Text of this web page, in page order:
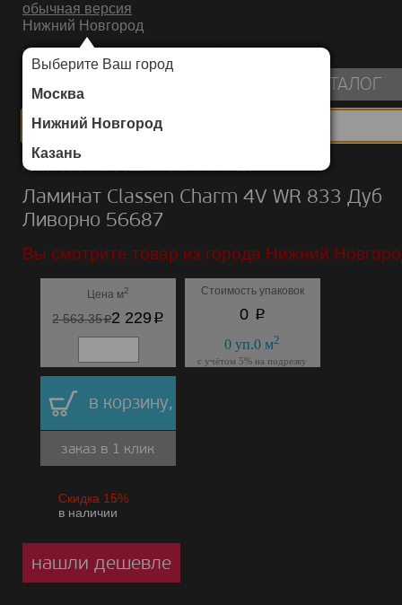
обычная версия
Нижний Новгород
Выберите Ваш город
Москва
Нижний Новгород
Казань
ИНТЕРНЕТ-МАГАЗИН НАПОЛЬНЫХ ПОКРЫТИЙ
КАТАЛОГ
Каталог/Ламинат/Classen/Charm 4V WR 833
Ламинат Classen Charm 4V WR 833 Дуб
Ливорно 56687
Вы смотрите товар из города Нижний
Цена м2
2 563.35p2 229 p
Стоимость упаковок
0 p
0 уп.0 м2
с учётом 5% на подрезку
в корзину,
заказ в 1 клик
Скидка 15%
в наличии
нашли дешевле